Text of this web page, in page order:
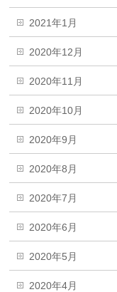
2021年1月
2020年12月
2020年11月
2020年10月
2020年9月
2020年8月
2020年7月
2020年6月
2020年5月
2020年4月